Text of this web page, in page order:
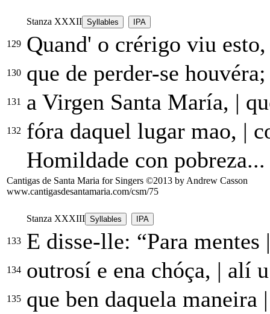
Stanza XXXII Syllables IPA
129 Quand' o crérigo viu
130 que de perder-se
131 a Virgen Santa María, |
132 fóra daquel lugar mao, |
Homildade con pobreza...
Cantigas de Santa Maria for Singers ©2013 by Andrew Casson
www.cantigasdesantamaria.com/csm/75
Stanza XXXIII Syllables IPA
133 E disse-lle: “Para mentes |
134 outrosí e ena chóça, | alí
135 que ben daquela maneira |